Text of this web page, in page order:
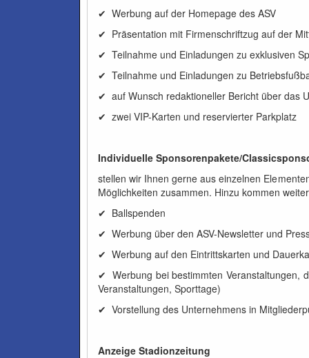
✔ Werbung auf der Homepage des ASV
✔ Präsentation mit Firmenschriftzug auf der
✔ Teilnahme und Einladungen zu exklusiven
✔ Teilnahme und Einladungen zu
✔ auf Wunsch redaktioneller Bericht über das
✔ zwei VIP-Karten und reservierter Parkplatz
Individuelle Sponsorenpakete/
stellen wir Ihnen gerne aus einzelnen
Möglichkeiten zusammen. Hinzu kommen
✔ Ballspenden
✔ Werbung über den ASV-Newsletter und
✔ Werbung auf den Eintrittskarten und
✔ Werbung bei bestimmten Veranstal­tungen,
Veranstaltungen, Sporttage)
✔ Vorstellung des Unternehmens in
Anzeige Stadionzeitung